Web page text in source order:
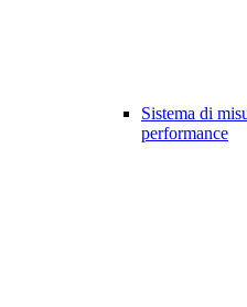
Sistema di
performance